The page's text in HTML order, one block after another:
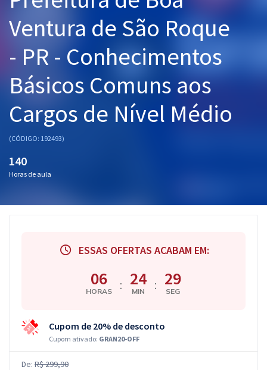
Graduação
OAB
Mentorias
Questões grátis
Blog
Ventura de São Roque
- PR - Conhecimentos
Básicos Comuns aos
Cargos de Nível Médio
(CÓDIGO: 192493)
140
Horas de aula
ESSAS OFERTAS ACABAM EM:
06
HORAS : 24
MIN : 28
SEG
Cupom de 20% de desconto
Cupom ativado: GRAN20-OFF
De: R$ 299,90